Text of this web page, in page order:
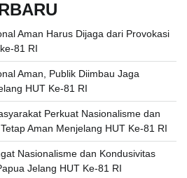
Aman Harus Dijaga dari Provokasi
81 RI
Aman, Publik Diimbau Jaga
HUT Ke-81 RI
Perkuat Nasionalisme dan
Aman Menjelang HUT Ke-81 RI
Nasionalisme dan Kondusivitas
Jelang HUT Ke-81 RI